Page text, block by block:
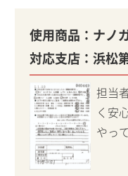
使用商品： ナノ
対応支店：浜松
担当
く安
やっ